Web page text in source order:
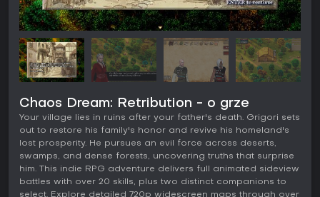
Chaos Dream: Retribution - o grze
Your village lies in ruins after your father's death. Grigori sets
out to restore his family's honor and revive his homeland's
lost prosperity. He pursues an evil force across deserts,
swamps, and dense forests, uncovering truths that surprise
him. This indie RPG adventure delivers full animated sideview
battles with over 20 skills, plus two distinct companions to
select. Explore detailed 720p widescreen maps through over